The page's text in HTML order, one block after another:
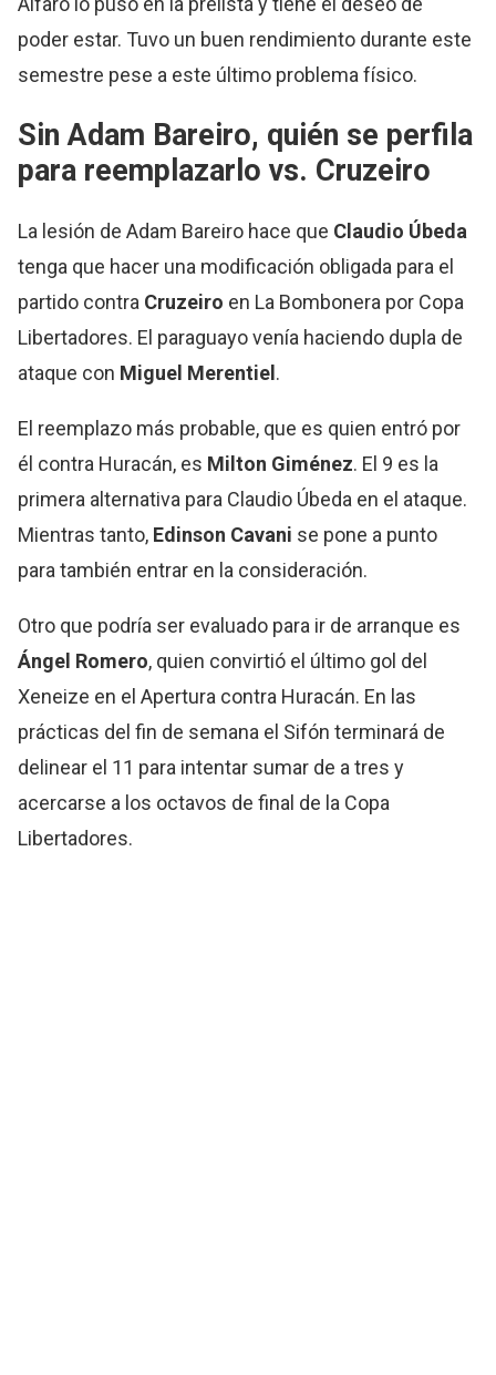
poder estar. Tuvo un buen rendimiento durante este
semestre pese a este último problema físico.
Sin Adam Bareiro, quién se perfila
para reemplazarlo vs. Cruzeiro
La lesión de Adam Bareiro hace que Claudio Úbeda
tenga que hacer una modificación obligada para el
partido contra Cruzeiro en La Bombonera por Copa
Libertadores. El paraguayo venía haciendo dupla de
ataque con Miguel Merentiel .
El reemplazo más probable, que es quien entró por
él contra Huracán, es Milton Giménez. El 9 es la
primera alternativa para Claudio Úbeda en el ataque.
Mientras tanto, Edinson Cavani se pone a punto
para también entrar en la consideración.
Otro que podría ser evaluado para ir de arranque es
Ángel Romero, quien convirtió el último gol del
Xeneize en el Apertura contra Huracán. En las
prácticas del fin de semana el Sifón terminará de
delinear el 11 para intentar sumar de a tres y
acercarse a los octavos de final de la Copa
Libertadores.